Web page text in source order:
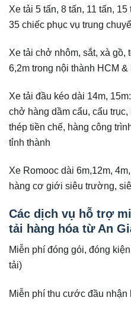
Xe tải 5 tấn, 8 tấn, 11 tấn,
35 chiếc phục vụ trung
Xe tải chở nhôm, sắt, xà
6,2m trong nội thành HCM &
Xe tải đầu kéo dài 14m,
chở hàng dầm cẩu, cẩu
thép tiền chế, hàng công
tỉnh thành
Xe Romooc dài 6m,12m,
hàng cơ giới siêu trường,
Các dịch vụ hỗ trợ
tải hàng hóa từ An
Miễn phí đóng gói, đóng
tải)
Miễn phí thu cước đầu nhận